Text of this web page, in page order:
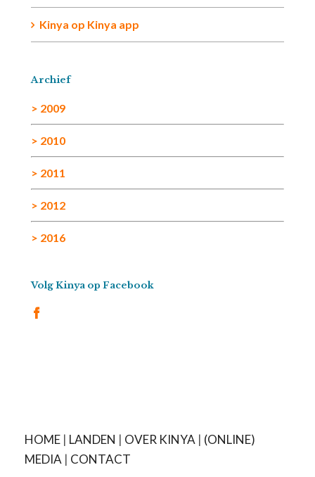
Kinya op Kinya app
Archief
> 2009
> 2010
> 2011
> 2012
> 2016
Volg Kinya op Facebook
HOME| LANDEN | OVER KINYA | (ONLINE)
MEDIA | CONTACT